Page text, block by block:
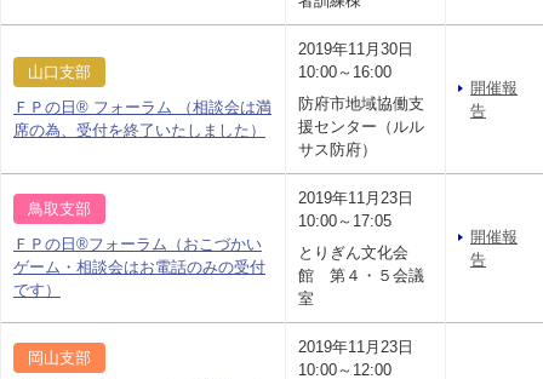
山口支部
ＦＰの日® フォーラム （相談会は満
席の為、受付を終了いたしました）
2019年11月30日
10:00～16:00
防府市地域協働支
援センター（ルル
サス防府）
開催報
告
鳥取支部
ＦＰの日®フォーラム（おこづかい
ゲーム・相談会はお電話のみの受付
です）
2019年11月23日
10:00～17:05
とりぎん文化会
館 第４・５会議
室
開催報
告
岡山支部
2019年11月23日
10:00～12:00